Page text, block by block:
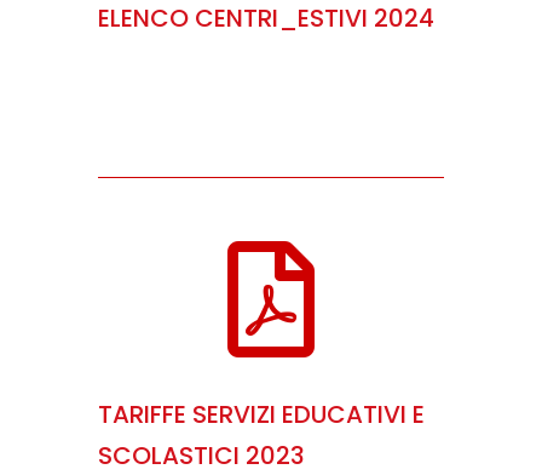
ELENCO CENTRI_ESTIVI 2024

TARIFFE SERVIZI EDUCATIVI E
SCOLASTICI 2023